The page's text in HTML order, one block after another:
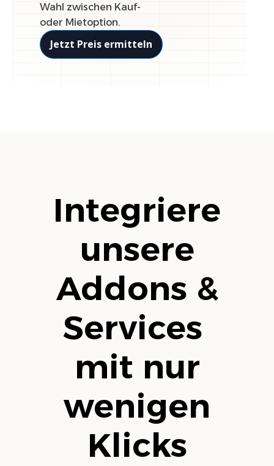
Wahl zwischen Kauf-
oder Mietoption.
Jetzt Preis ermitteln
Integriere
unsere
Addons &
Services
mit nur
wenigen
Klicks